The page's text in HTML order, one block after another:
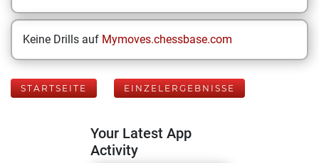
Keine Drills auf Mymoves.chessbase.com
STARTSEITE EINZELERGEBNISSE
Your Latest App
Activity